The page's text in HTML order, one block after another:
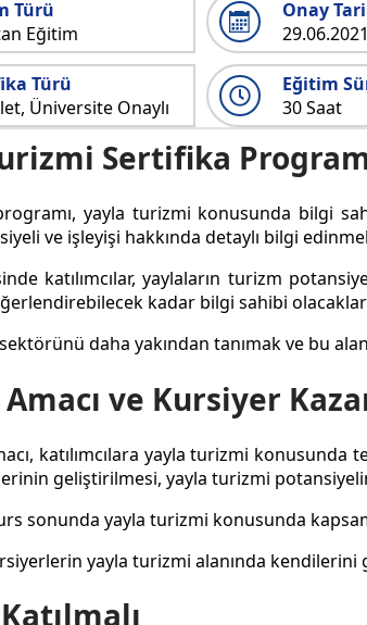
Türü
Eğitim
Onay
29.06.2021
Türü
Üniversite Onaylı
Eğitim
30 Saat
Sertifika
yayla turizmi konusunda bilgi
ve işleyişi hakkında detaylı bilgi
katılımcılar, yaylaların turizm
kadar bilgi sahibi
daha yakından tanımak ve bu
ve Kursiyer
katılımcılara yayla turizmi
geliştirilmesi, yayla turizmi
sonunda yayla turizmi konusunda
yayla turizmi alanında